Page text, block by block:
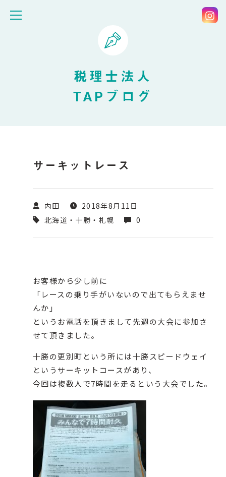
税理士法人
TAPブログ
サーキットレース
内田
2018年8月11日
北海道・十勝・札幌
0
お客様から少し前に
「レースの乗り手がいないので出てもらえませ
んか」
というお電話を頂きまして先週の大会に参加さ
せて頂きました。
十勝の更別町という所には十勝スピードウェイ
というサーキットコースがあり、
今回は複数人で7時間を走るという大会でした。